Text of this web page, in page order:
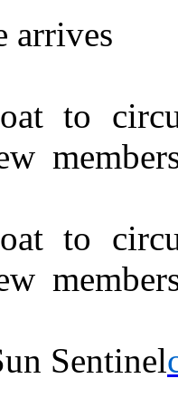
arrives
to
to
Sentinel